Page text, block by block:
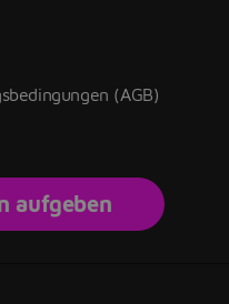
(AGB)
aufgeben